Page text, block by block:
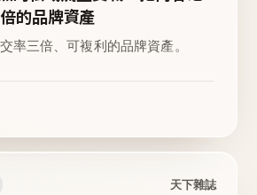
的品牌資產
率三倍、可複利的品牌資產。
天下雜誌